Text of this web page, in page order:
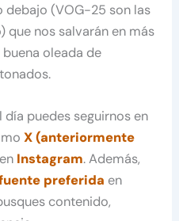
debajo (VOG-25 son las
que nos salvarán en más
oleada de
día puedes seguirnos en
X (anteriormente
Instagram. Además,
preferida en
contenido,